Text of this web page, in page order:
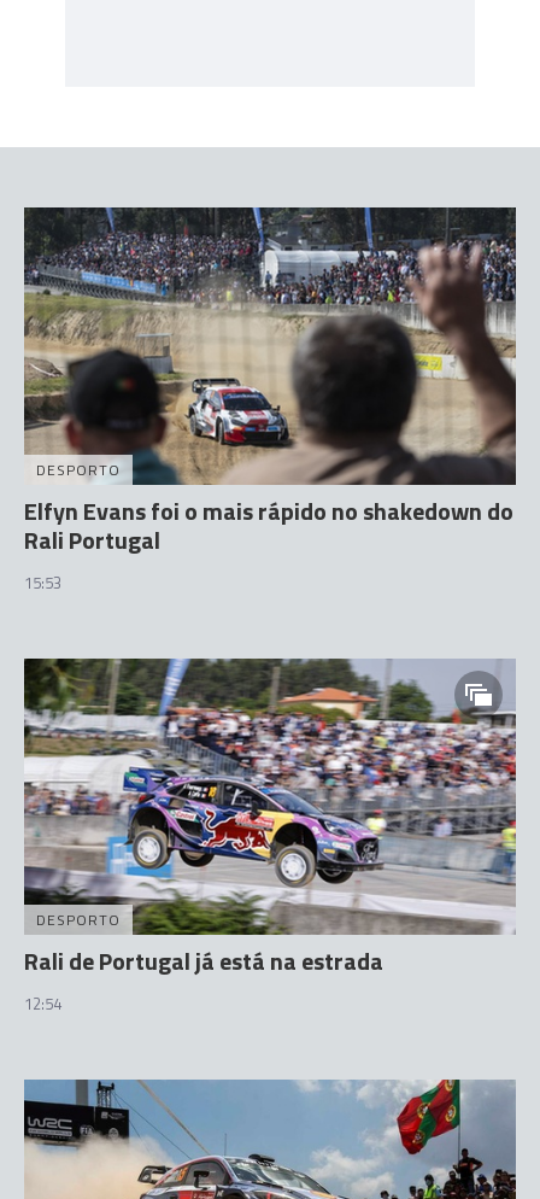
DESPORTO
Elfyn Evans foi o mais rápido no shakedown do
Rali Portugal
15:53
DESPORTO
Rali de Portugal já está na estrada
12:54